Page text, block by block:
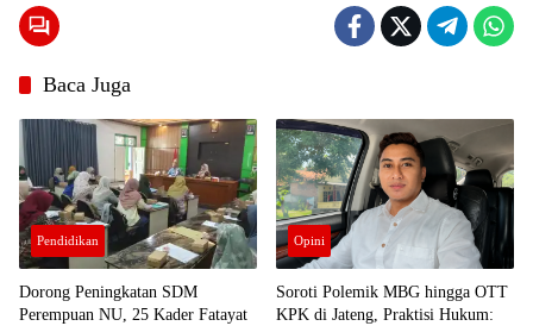
Masyarakat
Lewat
Publikasi
Implementasi
Kurikulum
Cinta
Baca Juga
Pendidikan
Dorong Peningkatan SDM
Perempuan NU, 25 Kader Fatayat
Opini
Soroti Polemik MBG hingga OTT
KPK di Jateng, Praktisi Hukum: